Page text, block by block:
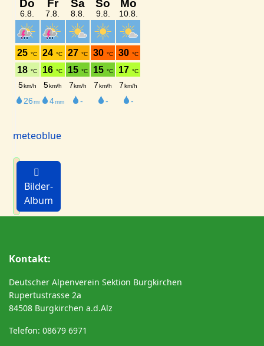
meteoblue
Bilder-
Album
Kontakt:
Deutscher Alpenverein Sektion Burgkirchen
Rupertustrasse 2a
84508 Burgkirchen a.d.Alz
Telefon: 08679 6971